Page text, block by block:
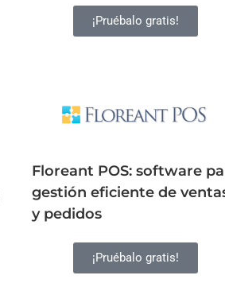
¡Pruébalo gratis!
Floreant POS: software
gestión eficiente de
y pedidos
¡Pruébalo gratis!